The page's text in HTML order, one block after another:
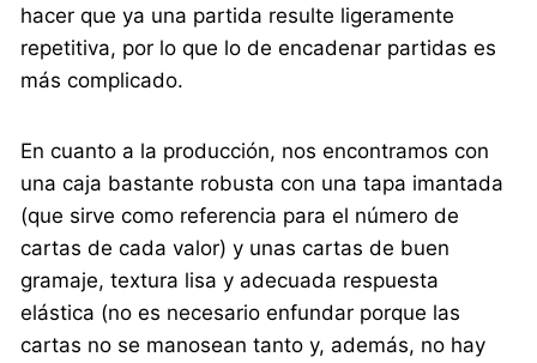
hacer que ya una partida resulte ligeramente
repetitiva, por lo que lo de encadenar partidas es
más complicado.
En cuanto a la producción, nos encontramos con
una caja bastante robusta con una tapa imantada
(que sirve como referencia para el número de
cartas de cada valor) y unas cartas de buen
gramaje, textura lisa y adecuada respuesta
elástica (no es necesario enfundar porque las
cartas no se manosean tanto y, además, no hay